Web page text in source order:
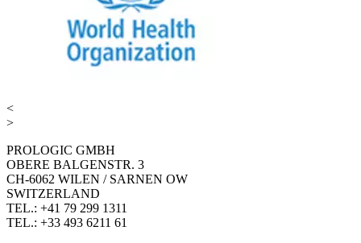
<
>
PROLOGIC GMBH
OBERE BALGENSTR. 3
CH-6062 WILEN / SARNEN OW
SWITZERLAND
TEL.: +41 79 299 1311
TEL.: +33 493 6211 61